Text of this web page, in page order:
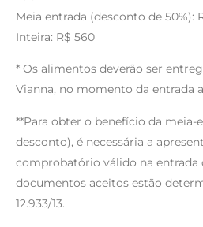
Meia entrada (desconto de 50%):
Inteira: R$ 560
* Os alimentos deverão ser
Vianna, no momento da entrada
**Para obter o benefício da meia-
desconto), é necessária a
comprobatório válido na entrada
documentos aceitos estão
12.933/13.